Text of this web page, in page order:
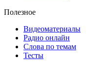
Полезное
Видеоматериалы
Радио онлайн
Слова по темам
Тесты